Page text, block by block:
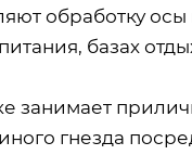
обработку осы
базах
занимает
гнезда